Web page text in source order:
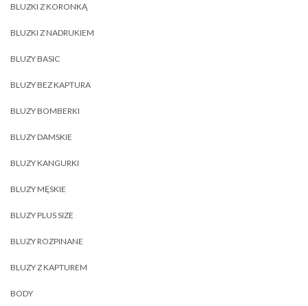
BLUZKI Z KORONKĄ
BLUZKI Z NADRUKIEM
BLUZY BASIC
BLUZY BEZ KAPTURA
BLUZY BOMBERKI
BLUZY DAMSKIE
BLUZY KANGURKI
BLUZY MĘSKIE
BLUZY PLUS SIZE
BLUZY ROZPINANE
BLUZY Z KAPTUREM
BODY